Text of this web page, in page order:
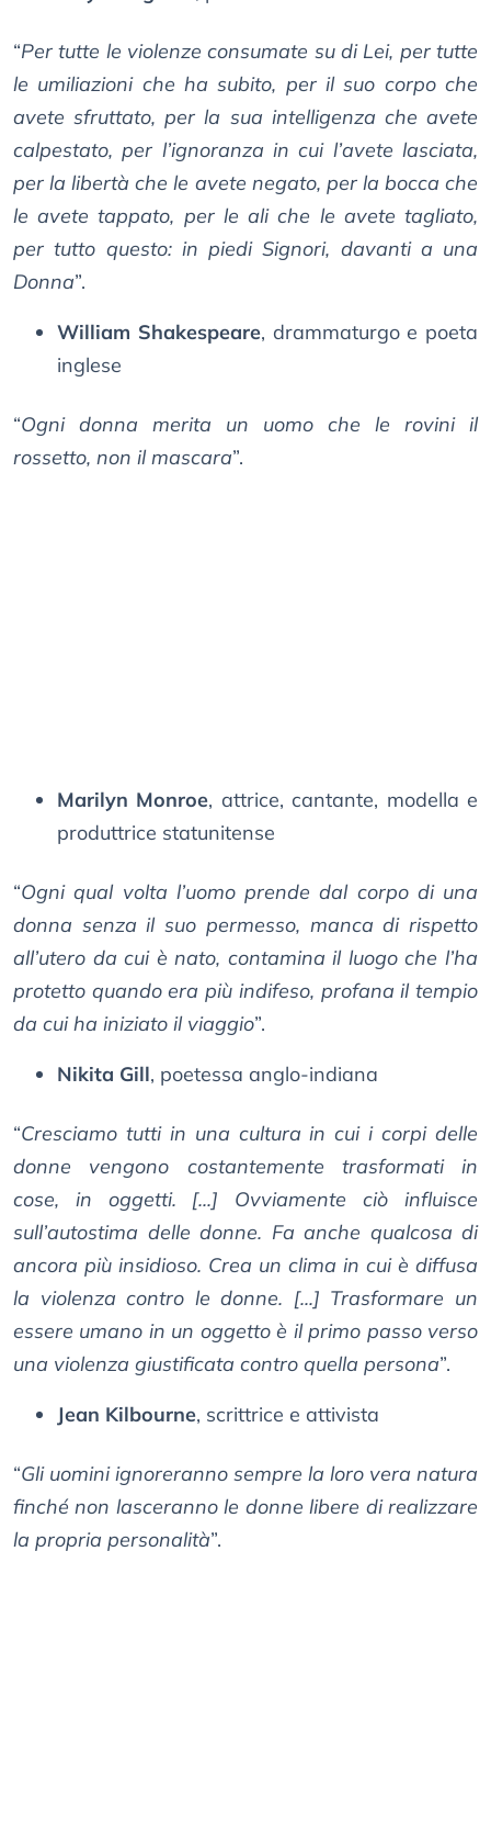
“Per tutte le violenze consumate su di Lei, per tutte
le umiliazioni che ha subito, per il suo corpo che
avete sfruttato, per la sua intelligenza che avete
calpestato, per l’ignoranza in cui l’avete lasciata,
per la libertà che le avete negato, per la bocca che
le avete tappato, per le ali che le avete tagliato,
per tutto questo: in piedi Signori, davanti a una
Donna”.
William Shakespeare, drammaturgo e poeta
inglese
“Ogni donna merita un uomo che le rovini il
rossetto, non il mascara”.
Marilyn Monroe, attrice, cantante, modella e
produttrice statunitense
“Ogni qual volta l’uomo prende dal corpo di una
donna senza il suo permesso, manca di rispetto
all’utero da cui è nato, contamina il luogo che l’ha
protetto quando era più indifeso, profana il tempio
da cui ha iniziato il viaggio”.
Nikita Gill, poetessa anglo-indiana
“Cresciamo tutti in una cultura in cui i corpi delle
donne vengono costantemente trasformati in
cose, in oggetti. [...] Ovviamente ciò influisce
sull’autostima delle donne. Fa anche qualcosa di
ancora più insidioso. Crea un clima in cui è diffusa
la violenza contro le donne. [...] Trasformare un
essere umano in un oggetto è il primo passo verso
una violenza giustificata contro quella persona”.
Jean Kilbourne, scrittrice e attivista
“Gli uomini ignoreranno sempre la loro vera natura
finché non lasceranno le donne libere di realizzare
la propria personalità”.